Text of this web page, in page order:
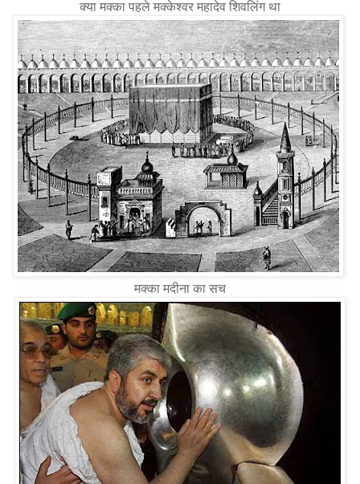
क्या मक्का पहले मक्केश्वर महादेव शिवलिंग था
मक्का मदीना का सच